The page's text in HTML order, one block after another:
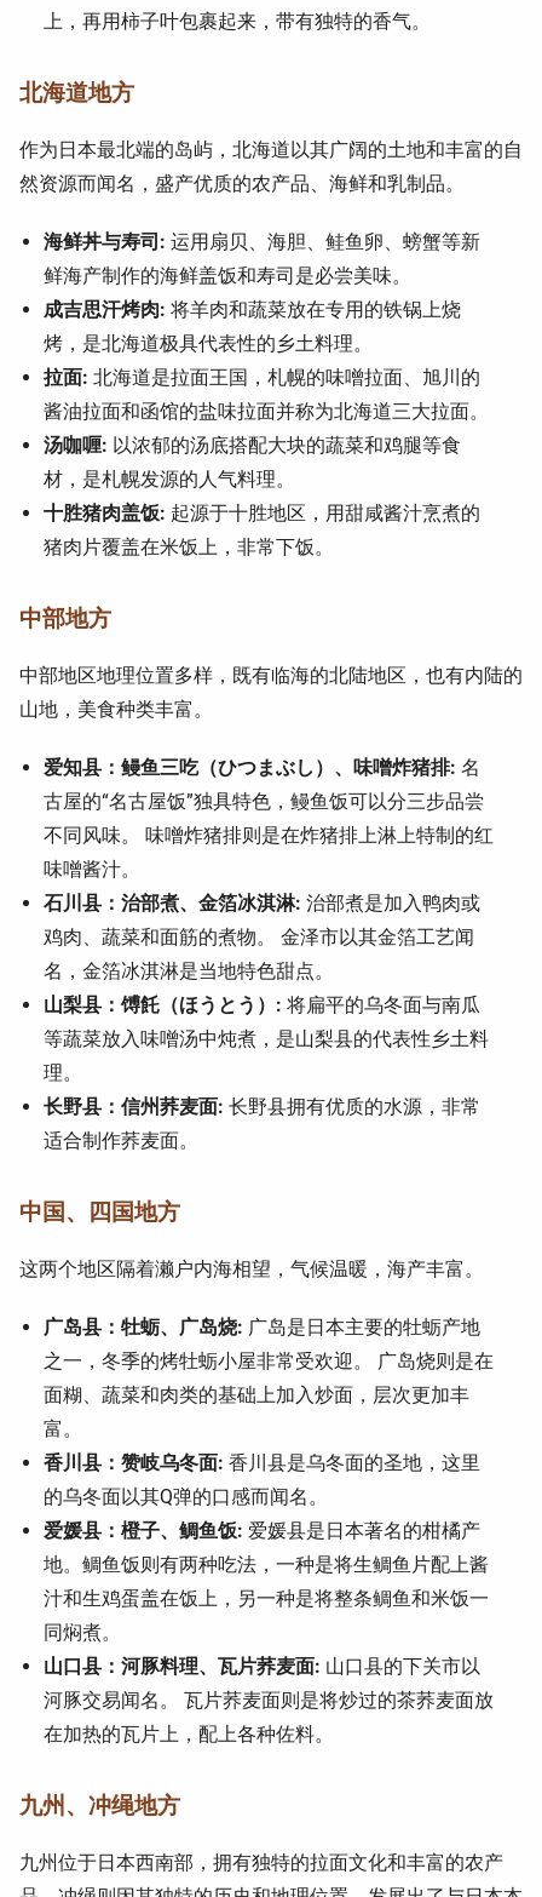
上，再用柿子叶包裹起来，带有独特的香气。
北海道地方
作为日本最北端的岛屿，北海道以其广阔的土地和丰富的自
然资源而闻名，盛产优质的农产品、海鲜和乳制品。
海鲜丼与寿司: 运用扇贝、海胆、鲑鱼卵、螃蟹等新
鲜海产制作的海鲜盖饭和寿司是必尝美味。
成吉思汗烤肉: 将羊肉和蔬菜放在专用的铁锅上烧
烤，是北海道极具代表性的乡土料理。
拉面: 北海道是拉面王国，札幌的味噌拉面、旭川的
酱油拉面和函馆的盐味拉面并称为北海道三大拉面。
汤咖喱: 以浓郁的汤底搭配大块的蔬菜和鸡腿等食
材，是札幌发源的人气料理。
十胜猪肉盖饭: 起源于十胜地区，用甜咸酱汁烹煮的
猪肉片覆盖在米饭上，非常下饭。
中部地方
中部地区地理位置多样，既有临海的北陆地区，也有内陆的
山地，美食种类丰富。
爱知县：鳗鱼三吃（ひつまぶし）、味噌炸猪排: 名
古屋的“名古屋饭”独具特色，鳗鱼饭可以分三步品尝
不同风味。 味噌炸猪排则是在炸猪排上淋上特制的红
味噌酱汁。
石川县：治部煮、金箔冰淇淋: 治部煮是加入鸭肉或
鸡肉、蔬菜和面筋的煮物。 金泽市以其金箔工艺闻
名，金箔冰淇淋是当地特色甜点。
山梨县：馎飥（ほうとう）: 将扁平的乌冬面与南瓜
等蔬菜放入味噌汤中炖煮，是山梨县的代表性乡土料
理。
长野县：信州荞麦面: 长野县拥有优质的水源，非常
适合制作荞麦面。
中国、四国地方
这两个地区隔着濑户内海相望，气候温暖，海产丰富。
广岛县：牡蛎、广岛烧: 广岛是日本主要的牡蛎产地
之一，冬季的烤牡蛎小屋非常受欢迎。 广岛烧则是在
面糊、蔬菜和肉类的基础上加入炒面，层次更加丰
富。
香川县：赞岐乌冬面: 香川县是乌冬面的圣地，这里
的乌冬面以其Q弹的口感而闻名。
爱媛县：橙子、鲷鱼饭: 爱媛县是日本著名的柑橘产
地。鲷鱼饭则有两种吃法，一种是将生鲷鱼片配上酱
汁和生鸡蛋盖在饭上，另一种是将整条鲷鱼和米饭一
同焖煮。
山口县：河豚料理、瓦片荞麦面: 山口县的下关市以
河豚交易闻名。 瓦片荞麦面则是将炒过的茶荞麦面放
在加热的瓦片上，配上各种佐料。
九州、冲绳地方
九州位于日本西南部，拥有独特的拉面文化和丰富的农产